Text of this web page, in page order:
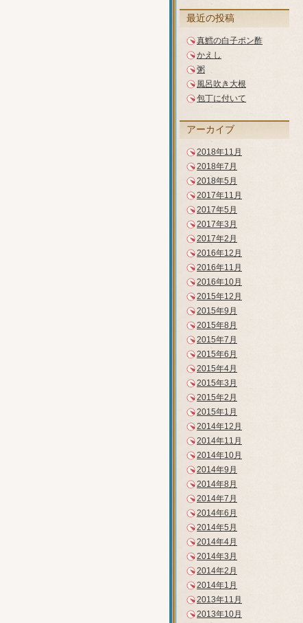
最近の投稿
真鱈の白子ポン酢
かえし
粥
風呂吹き大根
包丁に付いて
アーカイブ
2018年11月
2018年7月
2018年5月
2017年11月
2017年5月
2017年3月
2017年2月
2016年12月
2016年11月
2016年10月
2015年12月
2015年9月
2015年8月
2015年7月
2015年6月
2015年4月
2015年3月
2015年2月
2015年1月
2014年12月
2014年11月
2014年10月
2014年9月
2014年8月
2014年7月
2014年6月
2014年5月
2014年4月
2014年3月
2014年2月
2014年1月
2013年11月
2013年10月